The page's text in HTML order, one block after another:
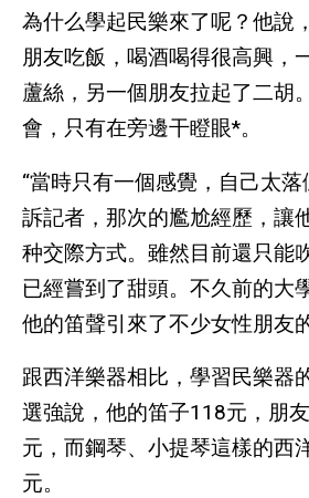
為什么學起民樂來了呢？他說
朋友吃飯，喝酒喝得很高興，
蘆絲，另一個朋友拉起了二胡
會，只有在旁邊干瞪眼*。
“當時只有一個感覺，自己太
訴記者，那次的尷尬經歷，讓
种交際方式。雖然目前還只能
已經嘗到了甜頭。不久前的大
他的笛聲引來了不少女性朋友
跟西洋樂器相比，學習民樂器
選強說，他的笛子118元，朋
元，而鋼琴、小提琴這樣的西
元。